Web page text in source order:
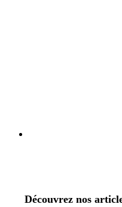
Découvrez nos